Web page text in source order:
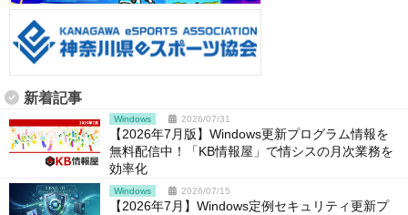
新着記事
Windows 2026/07/31
【2026年7月版】Windows更新プログラム情報を
無料配信中！「KB情報屋」で情シスの月次業務を
効率化
Windows 2026/07/15
【2026年7月】Windows定例セキュリティ更新プ